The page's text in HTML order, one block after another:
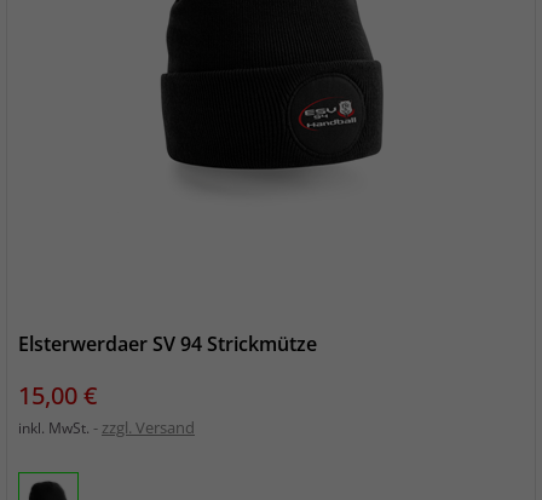
Elsterwerdaer SV 94 Strickmütze
Preis
15,00 €
inkl. MwSt. zzgl. Versand